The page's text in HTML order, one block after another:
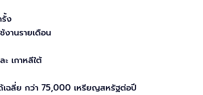
ง
านรายเดือน
เกาหลีใต้
เฉลี่ย กว่า 75,000 เหรียญสหรัฐต่อปี